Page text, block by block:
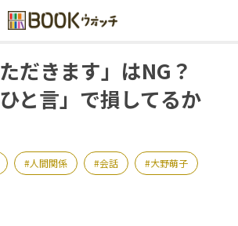
ただきます」はNG？
ひと言」で損してるか
人間関係 会話 大野萌子